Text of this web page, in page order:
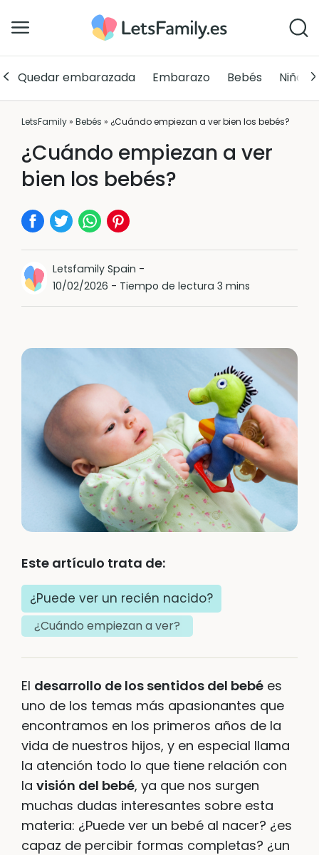
Quedar embarazada Embarazo Bebés Niños
LetsFamily» Bebés » ¿Cuándo empiezan a ver bien los bebés?
¿Cuándo empiezan a ver
bien los bebés?
Letsfamily Spain -
10/02/2026 - Tiempo de lectura 3 mins
Este artículo trata de:
¿Puede ver un recién nacido?
¿Cuándo empiezan a ver?
El desarrollo de los sentidos del bebé es
uno de los temas más apasionantes que
encontramos en los primeros años de la
vida de nuestros hijos, y en especial llama
la atención todo lo que tiene relación con
la visión del bebé, ya que nos surgen
muchas dudas interesantes sobre esta
materia: ¿Puede ver un bebé al nacer? ¿es
capaz de percibir formas completas? ¿un